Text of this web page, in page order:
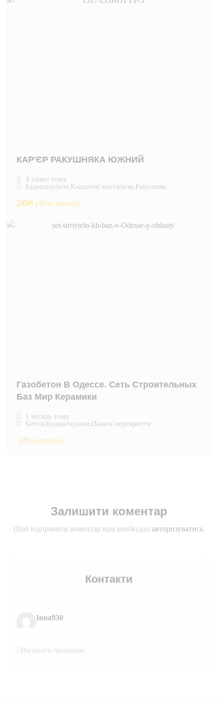
КАР'ЄР РАКУШНЯКА ЮЖНИЙ
4 тижні тому
Будматеріали,Кладочні матеріали,Ракушняк
20₴ (Фіксована)
Газобетон В Одессе. Сеть Строительных
Баз Мир Керамики
1 місяць тому
Бетон,Будматеріали,Панелі перекриття
(Фіксована)
Залишити коментар
Щоб відправити коментар вам необхідно авторизуватись.
Контакти
Inna930
Написати продавцю